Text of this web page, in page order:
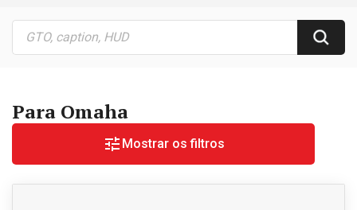
Para Omaha
Mostrar os filtros